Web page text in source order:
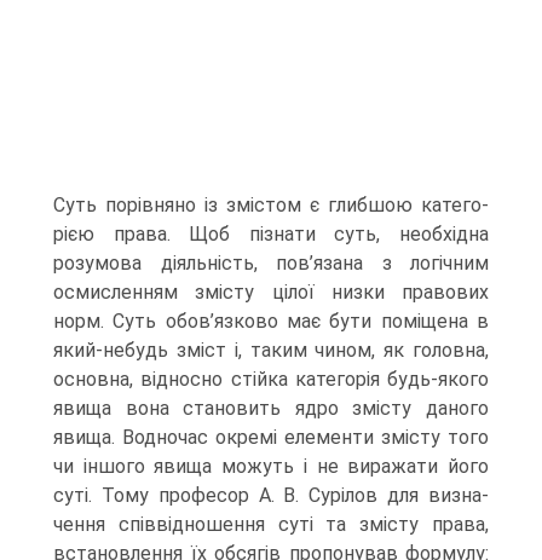
Суть порівняно із змістом є глибшою катего­
рією права. Щоб пізнати суть, необхідна
розумова діяльність, пов’язана з логічним
осмисленням змісту цілої низки правових
норм. Суть обов’язково має бути поміщена в
який-небудь зміст і, таким чином, як головна,
основна, відносно стійка категорія будь-якого
явища вона становить ядро змісту даного
явища. Водночас окремі елементи змісту того
чи іншого явища можуть і не виражати його
суті. Тому професор А. В. Сурілов для визна­
чення співвідношення суті та змісту права,
встановлення їх об­сягів пропонував формулу: